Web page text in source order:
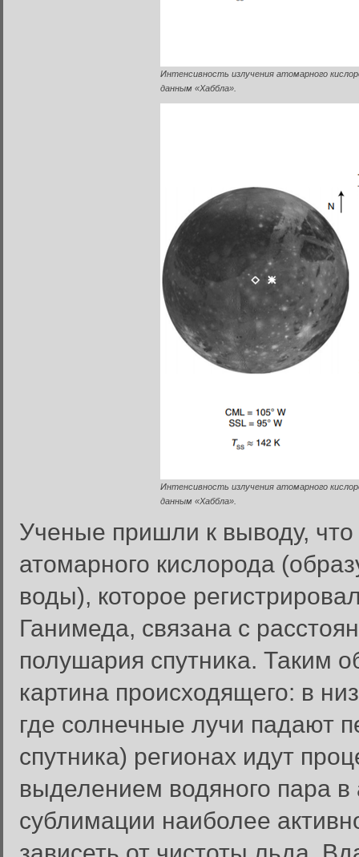
Интенсивность излучения атомарного
данным «Хаббла».
Интенсивность излучения атомарного
данным «Хаббла».
Ученые пришли к выводу, что
атомарного кислорода
воды), которое
Ганимеда, связана с
полушария спутника. Таким
картина происходящего: в
где солнечные лучи падают
спутника) регионах идут
выделением водяного пара
сублимации наиболее